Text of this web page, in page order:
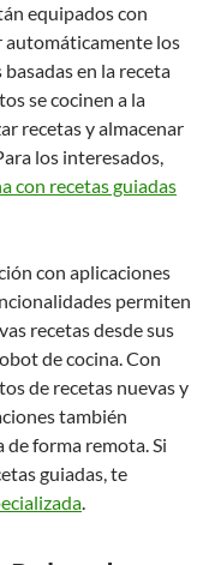
equipados con
automáticamente los
en la receta
se cocinen a la
recetas y almacenar
los interesados,
con recetas guiadas
con aplicaciones
permiten
recetas desde sus
de cocina. Con
de recetas nuevas y
también
forma remota. Si
guiadas, te
.